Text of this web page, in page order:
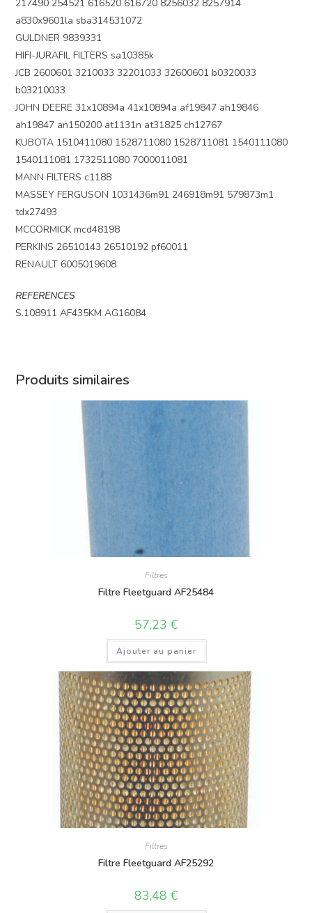
217490 254521 616520 616720 8256032 8257914
a830x9601la sba314531072
GULDNER 9839331
HIFI-JURAFIL FILTERS sa10385k
JCB 2600601 3210033 32201033 32600601 b0320033
b03210033
JOHN DEERE 31x10894a 41x10894a af19847 ah19846
ah19847 an150200 at1131n at31825 ch12767
KUBOTA 1510411080 1528711080 1528711081 1540111080
1540111081 1732511080 7000011081
MANN FILTERS c1188
MASSEY FERGUSON 1031436m91 246918m91 579873m1
tdx27493
MCCORMICK mcd48198
PERKINS 26510143 26510192 pf60011
RENAULT 6005019608
REFERENCES
S.108911 AF435KM AG16084
Produits similaires
Filtres
Filtre Fleetguard AF25484
57,23 €
Ajouter au panier
Filtres
Filtre Fleetguard AF25292
83,48 €